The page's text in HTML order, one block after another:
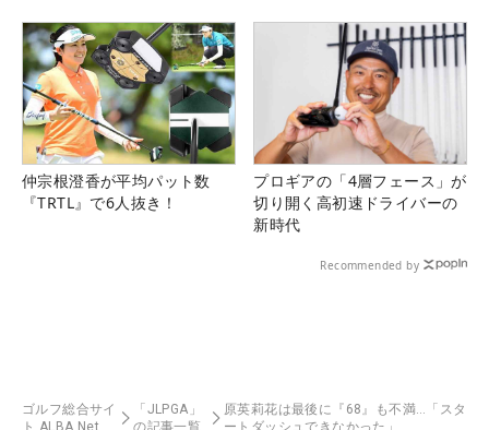
仲宗根澄香が平均パット数
『TRTL』で6人抜き！
プロギアの「4層フェース」が
切り開く高初速ドライバーの
新時代
Recommended by
ゴルフ総合サイ
ト ALBA Net
「JLPGA」
の記事一覧
原英莉花は最後に『68』も不満…「スタ
ートダッシュできなかった」